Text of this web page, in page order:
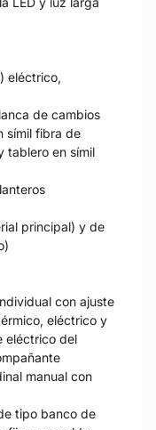
eléctrico,
de cambios
símil fibra de
tablero en símil
principal) y de
con ajuste
eléctrico y
eléctrico del
manual con
tipo banco de